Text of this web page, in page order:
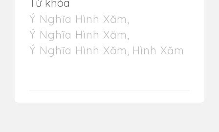
Ý Nghĩa Hình Xăm
Ý Nghĩa Hình Xăm
Ý Nghĩa Hình Xăm Hình Xăm